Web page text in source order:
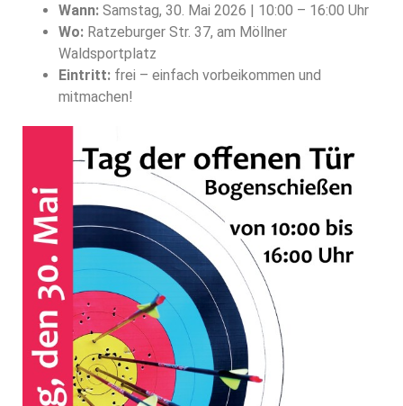
Wann: Samstag, 30. Mai 2026 | 10:00 – 16:00 Uhr
Wo: Ratzeburger Str. 37, am Möllner
Waldsportplatz
Eintritt: frei – einfach vorbeikommen und
mitmachen!